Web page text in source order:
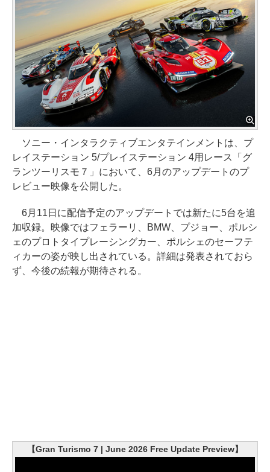
ソニー・インタラクティブエンタテインメントは、プ
レイステーション 5/プレイステーション 4用レース「グ
ランツーリスモ７」において、6月のアップデートのプ
レビュー映像を公開した。
6月11日に配信予定のアップデートでは新たに5台を追
加収録。映像ではフェラーリ、BMW、プジョー、ポルシ
ェのプロトタイプレーシングカー、ポルシェのセーフテ
ィカーの姿が映し出されている。詳細は発表されておら
ず、今後の続報が期待される。
【Gran Turismo 7 | June 2026 Free Update Preview】